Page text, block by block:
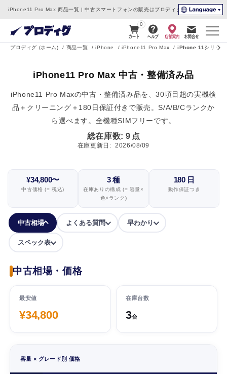
ンツに
0
iPhone11 Pro Max 商品一覧 | 中古スマートフォンの販売はプロディグ
プロディグ (ホーム) 商品一覧 iPhone iPhone11 Pro Max iPhone 11シリーズ
iPhone11 Pro Max 中古・整備済み品
iPhone11 Pro Maxの中古・整備済み品を、30項目超の実機検
品＋クリーニング＋180日保証付きで販売。S/A/B/Cランクか
ら選べます。全機種SIMフリーです。
総在庫数: 9 点
在庫更新日: 2026/08/09
¥34,800〜
中古価格 (= 税込)
3 種
在庫ありの構成 (= 容量×
色×ランク)
180 日
動作保証つき
中古相場 よくある質問 早わかり
スペック表
中古相場・価格
最安値
¥34,800
在庫台数
3台
容量 × グレード別 価格